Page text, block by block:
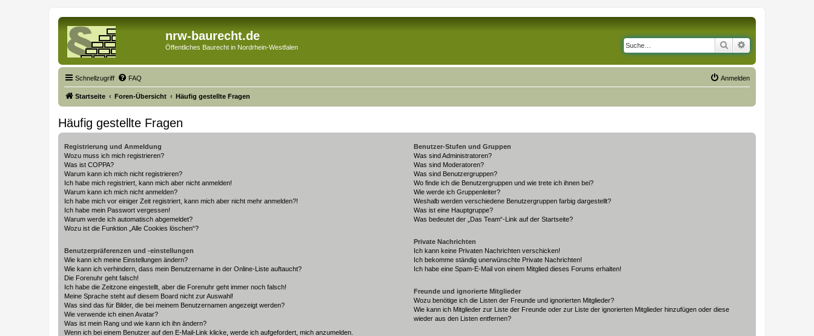
nrw-baurecht.de
Öffentliches Baurecht in Nordrhein-Westfalen Suche
Schnellzugriff FAQ Anmelden
Startseite Foren-Übersicht Häufig gestellte Fragen
Häufig gestellte Fragen
Registrierung und Anmeldung
Wozu muss ich mich registrieren?
Was ist COPPA?
Warum kann ich mich nicht registrieren?
Ich habe mich registriert, kann mich aber nicht anmelden!
Warum kann ich mich nicht anmelden?
Ich habe mich vor einiger Zeit registriert, kann mich aber nicht mehr anmelden?!
Ich habe mein Passwort vergessen!
Warum werde ich automatisch abgemeldet?
Wozu ist die Funktion „Alle Cookies löschen“?
Benutzerpräferenzen und -einstellungen
Wie kann ich meine Einstellungen ändern?
Wie kann ich verhindern, dass mein Benutzername in der Online-Liste auftaucht?
Die Forenuhr geht falsch!
Ich habe die Zeitzone eingestellt, aber die Forenuhr geht immer noch falsch!
Meine Sprache steht auf diesem Board nicht zur Auswahl!
Was sind das für Bilder, die bei meinem Benutzernamen angezeigt werden?
Wie verwende ich einen Avatar?
Was ist mein Rang und wie kann ich ihn ändern?
Wenn ich bei einem Benutzer auf den E-Mail-Link klicke, werde ich aufgefordert, mich anzumelden.
Benutzer-Stufen und Gruppen
Was sind Administratoren?
Was sind Moderatoren?
Was sind Benutzergruppen?
Wo finde ich die Benutzergruppen und wie trete ich ihnen bei?
Wie werde ich Gruppenleiter?
Weshalb werden verschiedene Benutzergruppen farbig dargestellt?
Was ist eine Hauptgruppe?
Was bedeutet der „Das Team“-Link auf der Startseite?
Private Nachrichten
Ich kann keine Privaten Nachrichten verschicken!
Ich bekomme ständig unerwünschte Private Nachrichten!
Ich habe eine Spam-E-Mail von einem Mitglied dieses Forums erhalten!
Freunde und ignorierte Mitglieder
Wozu benötige ich die Listen der Freunde und ignorierten Mitglieder?
Wie kann ich Mitglieder zur Liste der Freunde oder zur Liste der ignorierten Mitglieder hinzufügen oder diese
wieder aus den Listen entfernen?